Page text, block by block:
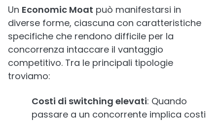
Un Economic Moat può manifestarsi in
diverse forme, ciascuna con caratteristiche
specifiche che rendono difficile per la
concorrenza intaccare il vantaggio
competitivo. Tra le principali tipologie
troviamo:
Costi di switching elevati: Quando
passare a un concorrente implica costi